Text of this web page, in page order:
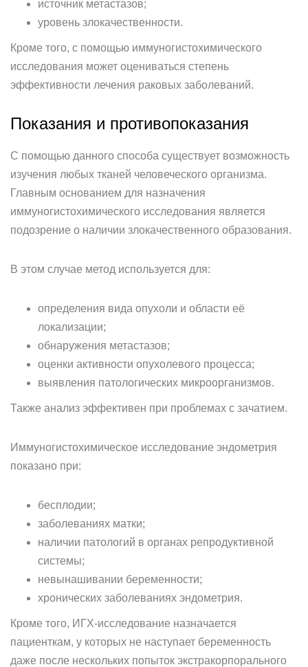
источник метастазов;
уровень злокачественности.
Кроме того, с помощью иммуногистохимического
исследования может оцениваться степень
эффективности лечения раковых заболеваний.
Показания и противопоказания
С помощью данного способа существует возможность
изучения любых тканей человеческого организма.
Главным основанием для назначения
иммуногистохимического исследования является
подозрение о наличии злокачественного образования.
В этом случае метод используется для:
определения вида опухоли и области её
локализации;
обнаружения метастазов;
оценки активности опухолевого процесса;
выявления патологических микроорганизмов.
Также анализ эффективен при проблемах с зачатием.
Иммуногистохимическое исследование эндометрия
показано при:
бесплодии;
заболеваниях матки;
наличии патологий в органах репродуктивной
системы;
невынашивании беременности;
хронических заболеваниях эндометрия.
Кроме того, ИГХ-исследование назначается
пациенткам, у которых не наступает беременность
даже после нескольких попыток экстракорпорального